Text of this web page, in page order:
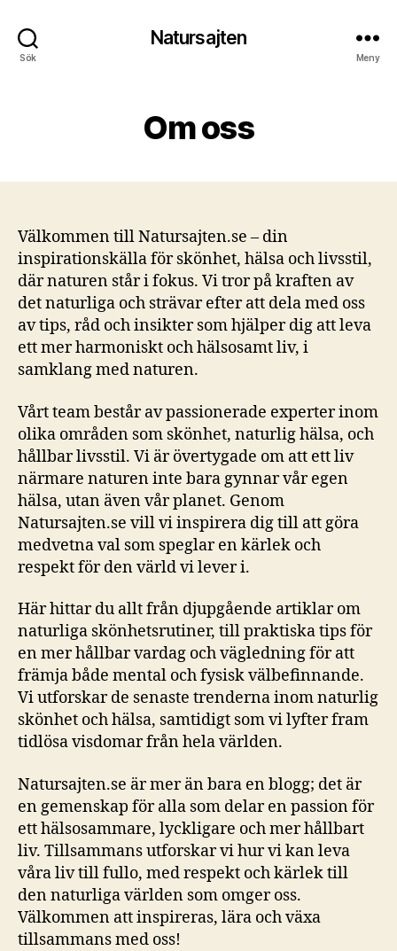
Sök
Natursajten
Meny
Om oss
Välkommen till Natursajten.se – din
inspirationskälla för skönhet, hälsa och livsstil,
där naturen står i fokus. Vi tror på kraften av
det naturliga och strävar efter att dela med oss
av tips, råd och insikter som hjälper dig att leva
ett mer harmoniskt och hälsosamt liv, i
samklang med naturen.
Vårt team består av passionerade experter inom
olika områden som skönhet, naturlig hälsa, och
hållbar livsstil. Vi är övertygade om att ett liv
närmare naturen inte bara gynnar vår egen
hälsa, utan även vår planet. Genom
Natursajten.se vill vi inspirera dig till att göra
medvetna val som speglar en kärlek och
respekt för den värld vi lever i.
Här hittar du allt från djupgående artiklar om
naturliga skönhetsrutiner, till praktiska tips för
en mer hållbar vardag och vägledning för att
främja både mental och fysisk välbefinnande.
Vi utforskar de senaste trenderna inom naturlig
skönhet och hälsa, samtidigt som vi lyfter fram
tidlösa visdomar från hela världen.
Natursajten.se är mer än bara en blogg; det är
en gemenskap för alla som delar en passion för
ett hälsosammare, lyckligare och mer hållbart
liv. Tillsammans utforskar vi hur vi kan leva
våra liv till fullo, med respekt och kärlek till
den naturliga världen som omger oss.
Välkommen att inspireras, lära och växa
tillsammans med oss!